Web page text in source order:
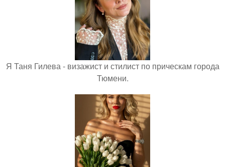
Я Таня Гилева - визажист и стилист по прическам города
Тюмени.